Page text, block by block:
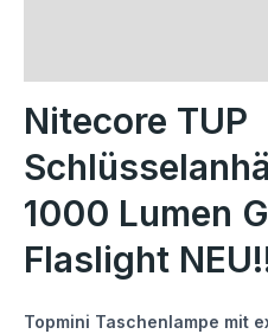
Nitecore TUP
1000 Lumen
Flaslight
Topmini Taschenlampe mit